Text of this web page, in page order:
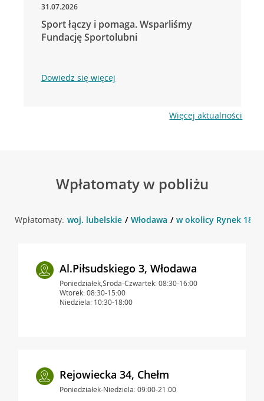
31.07.2026
Sport łączy i pomaga. Wsparliśmy
Fundację Sportolubni
Dowiedz się więcej
Więcej aktualności
Wpłatomaty w pobliżu
Wpłatomaty: woj. lubelskie Włodawa w okolicy Rynek 18,
Al.Piłsudskiego 3, Włodawa
Poniedziałek,Środa-Czwartek: 08:30-16:00
Wtorek: 08:30-15:00
Niedziela: 10:30-18:00
Rejowiecka 34, Chełm
Poniedziałek-Niedziela: 09:00-21:00